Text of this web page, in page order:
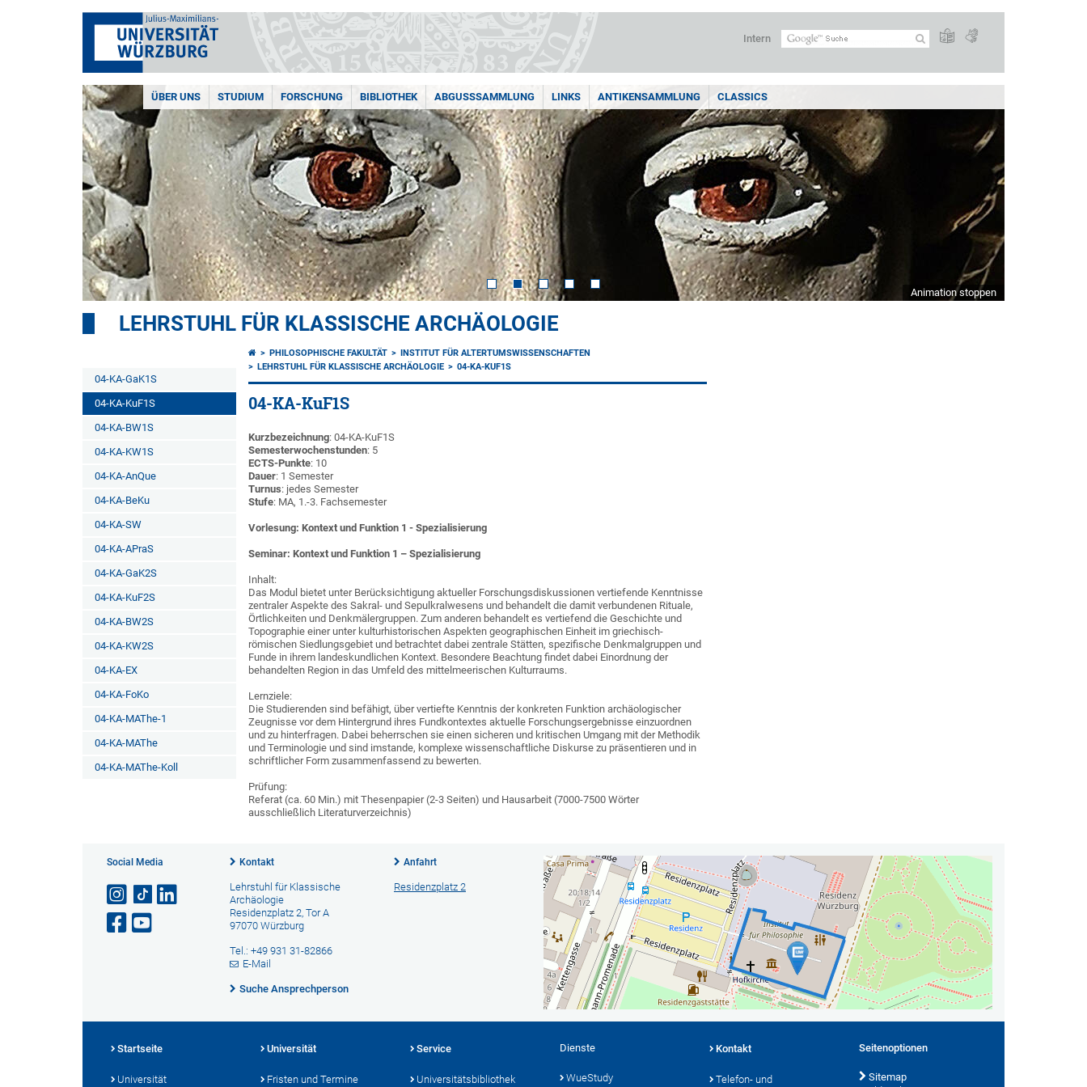
Intern
ÜBER UNS STUDIUM FORSCHUNG BIBLIOTHEK ABGUSSSAMMLUNG LINKS ANTIKENSAMMLUNG CLASSICS
Animation stoppen
LEHRSTUHL FÜR KLASSISCHE ARCHÄOLOGIE
04-KA-GaK1S
04-KA-KuF1S
04-KA-BW1S
04-KA-KW1S
04-KA-AnQue
04-KA-BeKu
04-KA-SW
04-KA-APraS
04-KA-GaK2S
04-KA-KuF2S
04-KA-BW2S
04-KA-KW2S
04-KA-EX
04-KA-FoKo
04-KA-MAThe-1
04-KA-MAThe
04-KA-MAThe-Koll
PHILOSOPHISCHE FAKULTÄT
INSTITUT FÜR ALTERTUMSWISSENSCHAFTEN
LEHRSTUHL FÜR KLASSISCHE ARCHÄOLOGIE
04-KA-KUF1S
04-KA-KuF1S
Kurzbezeichnung: 04-KA-KuF1S
Semesterwochenstunden: 5
ECTS-Punkte: 10
Dauer: 1 Semester
Turnus: jedes Semester
Stufe: MA, 1.-3. Fachsemester
Vorlesung: Kontext und Funktion 1 - Spezialisierung
Seminar: Kontext und Funktion 1 – Spezialisierung
Inhalt:
Das Modul bietet unter Berücksichtigung aktueller Forschungsdiskussionen vertiefende Kenntnisse
zentraler Aspekte des Sakral- und Sepulkralwesens und behandelt die damit verbundenen Rituale,
Örtlichkeiten und Denkmälergruppen. Zum anderen behandelt es vertiefend die Geschichte und
Topographie einer unter kulturhistorischen Aspekten geographischen Einheit im griechisch-
römischen Siedlungsgebiet und betrachtet dabei zentrale Stätten, spezifische Denkmalgruppen und
Funde in ihrem landeskundlichen Kontext. Besondere Beachtung findet dabei Einordnung der
behandelten Region in das Umfeld des mittelmeerischen Kulturraums.
Lernziele:
Die Studierenden sind befähigt, über vertiefte Kenntnis der konkreten Funktion archäologischer
Zeugnisse vor dem Hintergrund ihres Fundkontextes aktuelle Forschungsergebnisse einzuordnen
und zu hinterfragen. Dabei beherrschen sie einen sicheren und kritischen Umgang mit der Methodik
und Terminologie und sind imstande, komplexe wissenschaftliche Diskurse zu präsentieren und in
schriftlicher Form zusammenfassend zu bewerten.
Prüfung:
Referat (ca. 60 Min.) mit Thesenpapier (2-3 Seiten) und Hausarbeit (7000-7500 Wörter
ausschließlich Literaturverzeichnis)
Social Media Kontakt
Lehrstuhl für Klassische
Archäologie
Residenzplatz 2, Tor A
97070 Würzburg
Tel.: +49 931 31-82866
E-Mail
Suche Ansprechperson
Anfahrt
Residenzplatz 2
Startseite
Universität
Universität
Fristen und Termine
Service
Universitätsbibliothek
Dienste
WueStudy
Kontakt
Telefon- und
Seitenoptionen
Sitemap